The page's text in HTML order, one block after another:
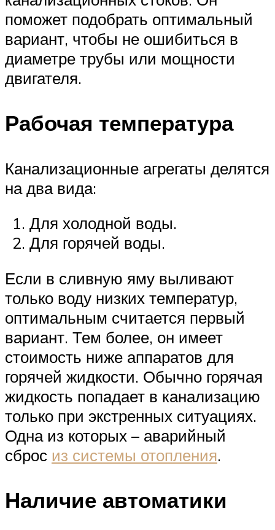
поможет подобрать оптимальный
вариант, чтобы не ошибиться в
диаметре трубы или мощности
двигателя.
Рабочая температура
Канализационные агрегаты делятся
на два вида:
Для холодной воды.
Для горячей воды.
Если в сливную яму выливают
только воду низких температур,
оптимальным считается первый
вариант. Тем более, он имеет
стоимость ниже аппаратов для
горячей жидкости. Обычно горячая
жидкость попадает в канализацию
только при экстренных ситуациях.
Одна из которых – аварийный
сброс из системы отопления.
Наличие автоматики